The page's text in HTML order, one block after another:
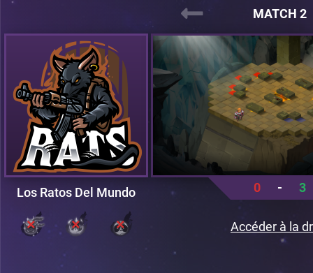
MATCH 2
Los Ratos Del Mundo 0 - 3
Accéder à la